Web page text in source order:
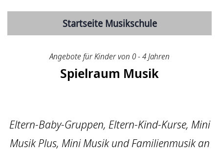
Startseite Musikschule
Angebote für Kinder von 0 - 4 Jahren
Spielraum Musik
Eltern-Baby-Gruppen, Eltern-Kind-Kurse, Mini
Musik Plus, Mini Musik und Familienmusik an